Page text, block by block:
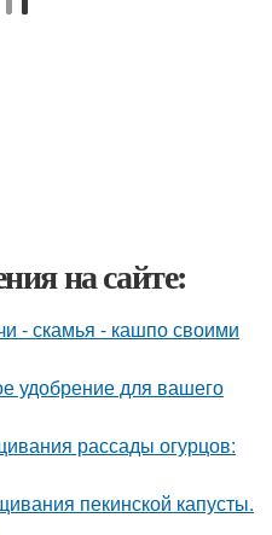
на сайте:
- скамья - кашпо своими
удобрение для вашего
рассады огурцов:
пекинской капусты.